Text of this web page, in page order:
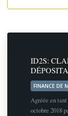
ID2S:
FINANCE DE
Agréée en
octobre 2018